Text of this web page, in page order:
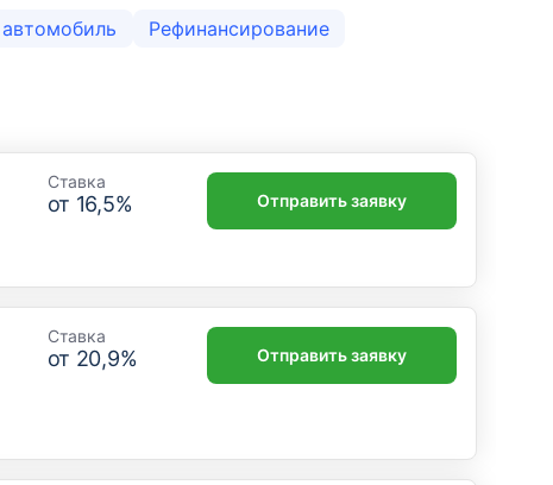
Рефинансирование
Ставка
от 16,5% Отправить заявку
Ставка
от 20,9% Отправить заявку